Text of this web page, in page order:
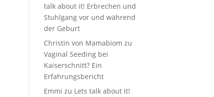
talk about it! Erbrechen und
Stuhlgang vor und während
der Geburt
Christin von Mamabiom zu
Vaginal Seeding bei
Kaiserschnitt? Ein
Erfahrungsbericht
Emmi zu Lets talk about it!